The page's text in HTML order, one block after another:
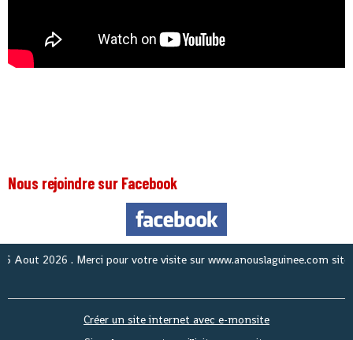
Nous rejoindre sur Facebook
2026. Merci pour votre visite sur www.anouslaguinee.com site
Créer un site internet avec e-monsite